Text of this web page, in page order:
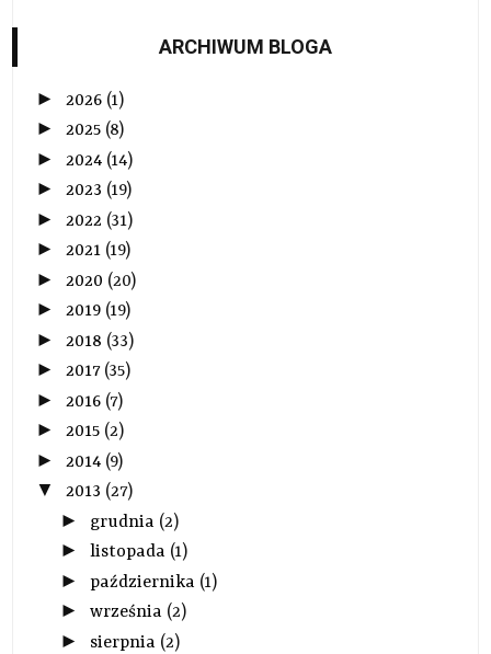
ARCHIWUM BLOGA
► 2026 (1)
►2025 (8)
► 2024 (14)
►2023 (19)
► 2022 (31)
►2021 (19)
► 2020 (20)
►2019 (19)
► 2018 (33)
►2017 (35)
► 2016 (7)
►2015 (2)
► 2014 (9)
▼2013 (27)
► grudnia (2)
► listopada (1)
► października (1)
► września (2)
► sierpnia (2)